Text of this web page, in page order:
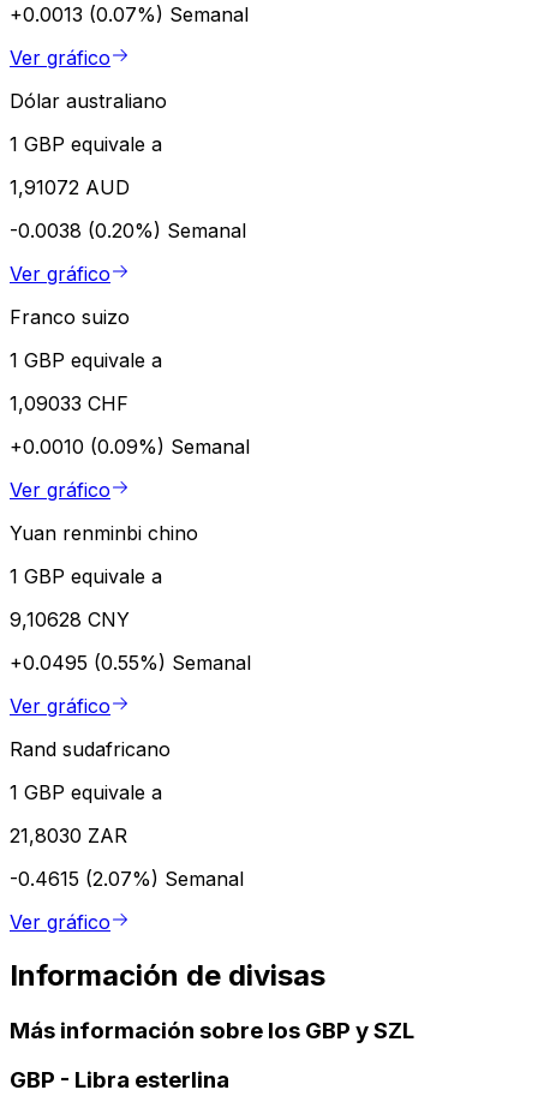
+0.0013 (0.07%) Semanal
Ver gráfico
Dólar australiano
1 GBP equivale a
1,91072 AUD
-0.0038 (0.20%) Semanal
Ver gráfico
Franco suizo
1 GBP equivale a
1,09033 CHF
+0.0010 (0.09%) Semanal
Ver gráfico
Yuan renminbi chino
1 GBP equivale a
9,10628 CNY
+0.0495 (0.55%) Semanal
Ver gráfico
Rand sudafricano
1 GBP equivale a
21,8030 ZAR
-0.4615 (2.07%) Semanal
Ver gráfico
Información de divisas
Más información sobre los GBP y SZL
GBP - Libra esterlina